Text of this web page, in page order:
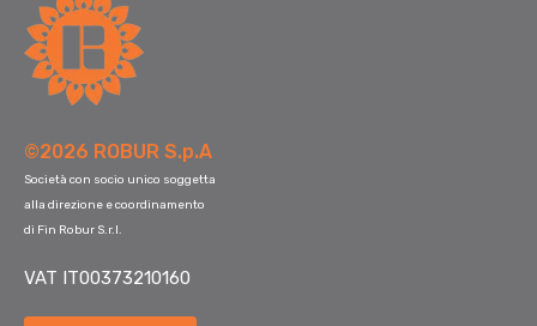
©2026 ROBUR S.p.A
Società con socio unico soggetta
alla direzione e coordinamento
di Fin Robur S.r.l.
VAT IT00373210160